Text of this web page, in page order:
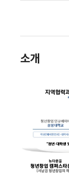
소개